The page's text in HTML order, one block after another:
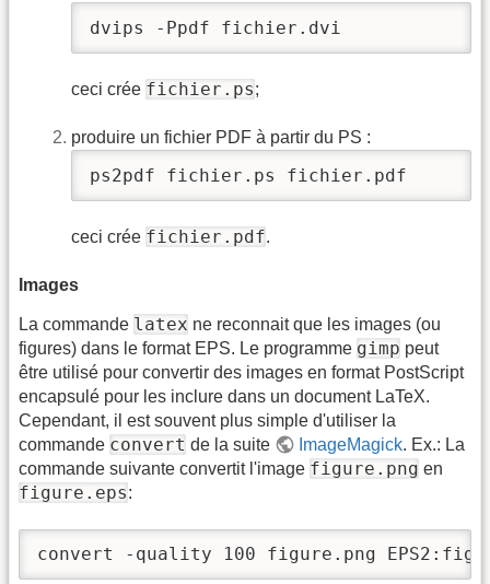
dvips -Ppdf fichier.dvi
ceci crée fichier.ps;
produire un fichier PDF à partir du PS :
ps2pdf fichier.ps fichier.pdf
ceci crée fichier.pdf.
Images
La commande latex ne reconnait que les images (ou
figures) dans le format EPS. Le programme gimp peut
être utilisé pour convertir des images en format PostScript
encapsulé pour les inclure dans un document LaTeX.
Cependant, il est souvent plus simple d'utiliser la
commande convert de la suite ImageMagick. Ex.: La
commande suivante convertit l'image figure.png en
figure.eps:
convert -quality 100 figure.png